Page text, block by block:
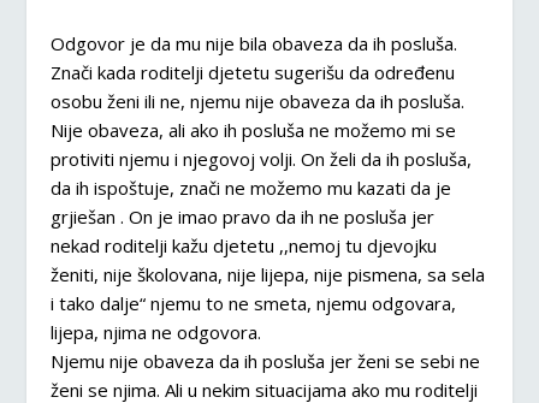
Odgovor je da mu nije bila obaveza da ih posluša.
Znači kada roditelji djetetu sugerišu da određenu
osobu ženi ili ne, njemu nije obaveza da ih posluša.
Nije obaveza, ali ako ih posluša ne možemo mi se
protiviti njemu i njegovoj volji. On želi da ih posluša,
da ih ispoštuje, znači ne možemo mu kazati da je
grjiešan . On je imao pravo da ih ne posluša jer
nekad roditelji kažu djetetu ,,nemoj tu djevojku
ženiti, nije školovana, nije lijepa, nije pismena, sa sela
i tako dalje“ njemu to ne smeta, njemu odgovara,
lijepa, njima ne odgovora.
Njemu nije obaveza da ih posluša jer ženi se sebi ne
ženi se njima. Ali u nekim situacijama ako mu roditelji